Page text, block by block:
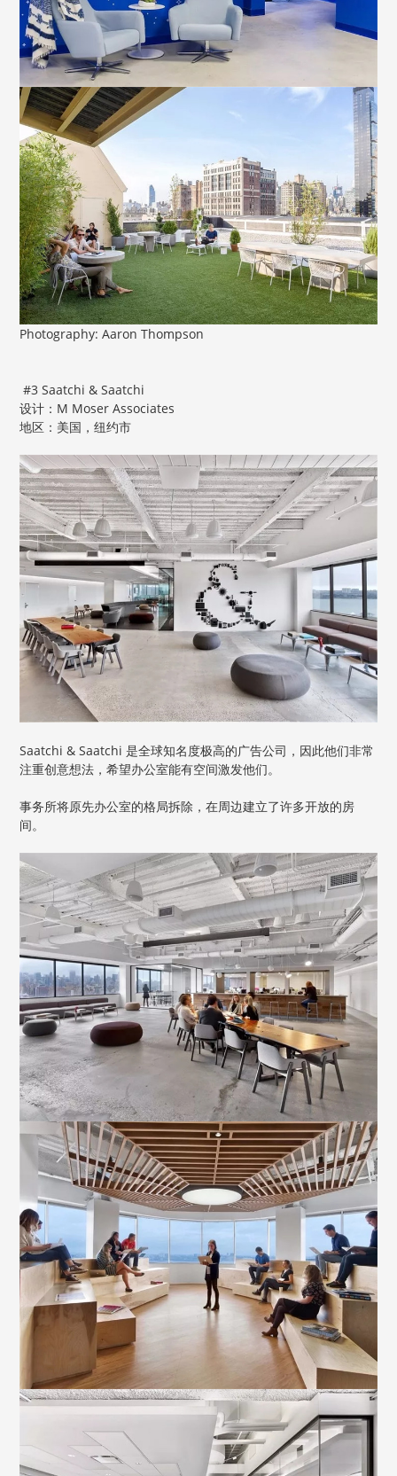
Photography: Aaron Thompson
#3 Saatchi & Saatchi
设计：M Moser Associates
地区：美国，纽约市
Saatchi & Saatchi 是全球知名度极高的广告公司，因此他们非常
注重创意想法，希望办公室能有空间激发他们。
事务所将原先办公室的格局拆除，在周边建立了许多开放的房
间。